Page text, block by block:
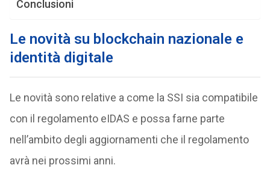
Conclusioni
Le novità su blockchain nazionale e
identità digitale
Le novità sono relative a come la SSI sia compatibile
con il regolamento eIDAS e possa farne parte
nell’ambito degli aggiornamenti che il regolamento
avrà nei prossimi anni.